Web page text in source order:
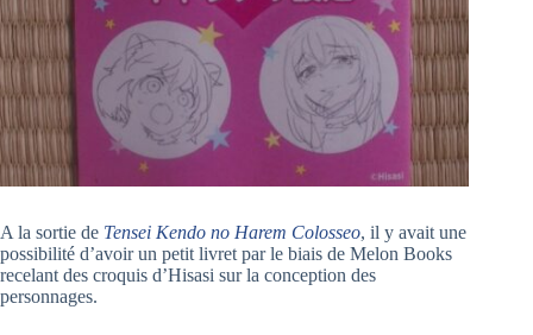
A la sortie de Tensei Kendo no Harem Colosseo, il y avait une
possibilité d’avoir un petit livret par le biais de Melon Books
recelant des croquis d’Hisasi sur la conception des
personnages.